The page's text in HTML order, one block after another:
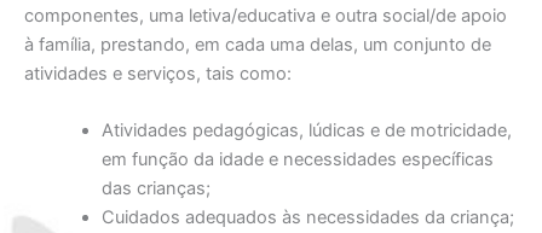
componentes, uma letiva/educativa e outra social/de apoio
à família, prestando, em cada uma delas, um conjunto de
atividades e serviços, tais como:
Atividades pedagógicas, lúdicas e de motricidade,
em função da idade e necessidades específicas
das crianças;
Cuidados adequados às necessidades da criança;